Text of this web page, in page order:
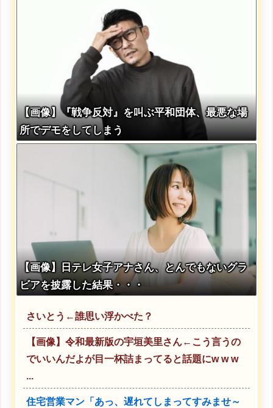
てさ…
【画像】『戦争反対』を叫ぶ平和団体、最悪な場
所でデモをしてしまう
【画像】日テレ女子アナさん、とんでもないグラ
ビアを披露した結果・・・
さいとう←誰思い浮かべた？
【画像】令和最新版の宇垣美里さん←こう言うの
でいいんだよが目一杯詰まってると話題にw w w
...
住宅営業マン「あっ、遅れてしまってすみませ～